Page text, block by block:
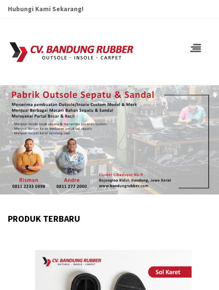
Hubungi Kami Sekarang!
PRODUK TERBARU